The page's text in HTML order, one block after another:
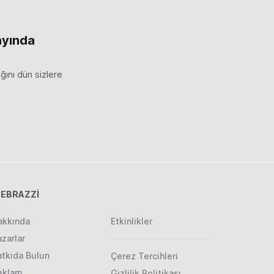
dün sizlere
Bulun
Etkinlikler
Çerez Tercihleri